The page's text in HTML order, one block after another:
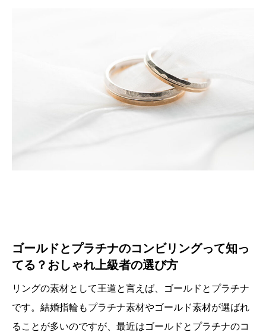
ゴールドとプラチナのコンビリングって知っ
てる？おしゃれ上級者の選び方
リングの素材として王道と言えば、ゴールドとプラチナ
です。結婚指輪もプラチナ素材やゴールド素材が選ばれ
ることが多いのですが、最近はゴールドとプラチナのコ